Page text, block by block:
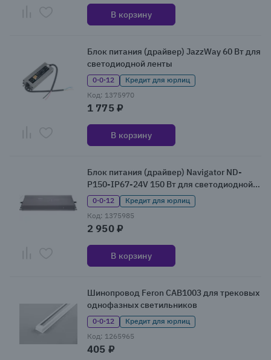
В корзину
Блок питания (драйвер) JazzWay 60 Вт для
светодиодной ленты
0·0·12
Кредит для юрлиц
Код: 1375970
1 775 ₽
В корзину
Блок питания (драйвер) Navigator ND-
P150-IP67-24V 150 Вт для светодиодной
ленты
0·0·12
Кредит для юрлиц
Код: 1375985
2 950 ₽
В корзину
Шинопровод Feron CAB1003 для трековых
однофазных светильников
0·0·12
Кредит для юрлиц
Код: 1265965
405 ₽